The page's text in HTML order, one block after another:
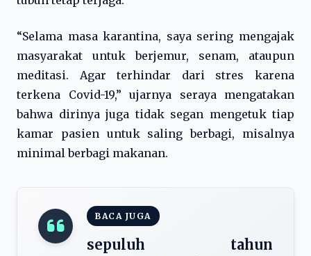
“Selama masa karantina, saya sering mengajak
masyarakat untuk berjemur, senam, ataupun
meditasi. Agar terhindar dari stres karena
terkena Covid-19,” ujarnya seraya mengatakan
bahwa dirinya juga tidak segan mengetuk tiap
kamar pasien untuk saling berbagi, misalnya
minimal berbagi makanan.
BACA JUGA
sepuluh tahun